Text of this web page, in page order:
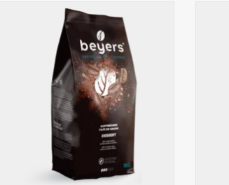
Beyers Dessert grains de café 1kg - 100%
Arabica
AJOUTER AU PANIER